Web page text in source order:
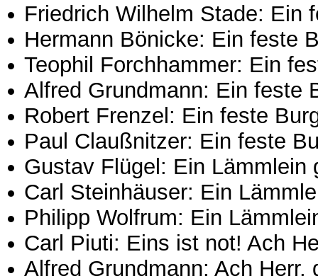
Friedrich Wilhelm Stade: Ein
Hermann Bönicke: Ein feste
Teophil Forchhammer: Ein
Alfred Grundmann: Ein feste
Robert Frenzel: Ein feste
Paul Claußnitzer: Ein feste
Gustav Flügel: Ein Lämmlein
Carl Steinhäuser: Ein
Philipp Wolfrum: Ein
Carl Piuti: Eins ist not! Ach
Alfred Grundmann: Ach Herr,